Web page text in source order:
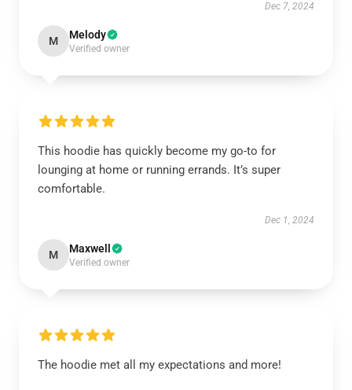
Dec 7, 2024
M Melody
Verified owner
This hoodie has quickly become my go-to for
lounging at home or running errands. It’s super
comfortable.
Dec 1, 2024
M Maxwell
Verified owner
The hoodie met all my expectations and more!